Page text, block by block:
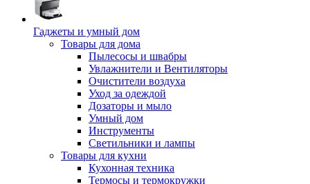
Гаджеты и умный дом
Товары для дома
Пылесосы и швабры
Увлажнители и Вентиляторы
Очистители воздуха
Уход за одеждой
Дозаторы и мыло
Умный дом
Инструменты
Светильники и лампы
Товары для кухни
Кухонная техника
Термосы и термокружки